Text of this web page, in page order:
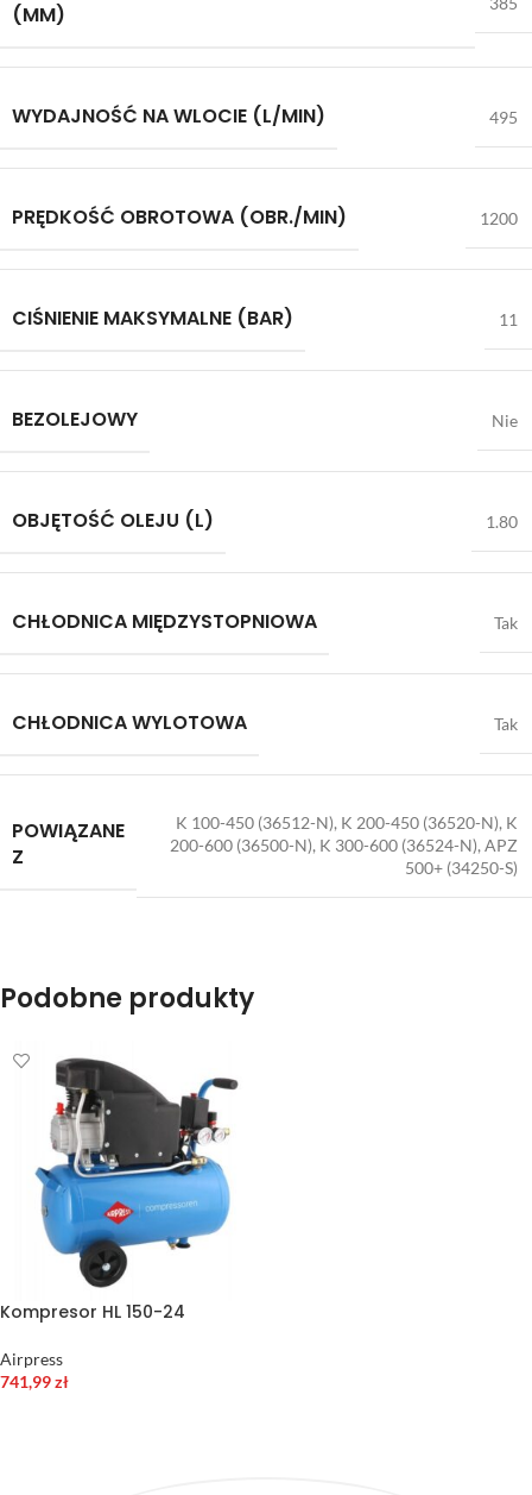
(MM)
WYDAJNOŚĆ NA WLOCIE (L/MIN) 495
PRĘDKOŚĆ OBROTOWA (OBR./MIN) 1200
CIŚNIENIE MAKSYMALNE (BAR) 11
BEZOLEJOWY Nie
OBJĘTOŚĆ OLEJU (L) 1.80
CHŁODNICA MIĘDZYSTOPNIOWA Tak
CHŁODNICA WYLOTOWA Tak
POWIĄZANE
Z
K 100-450 (36512-N), K 200-450 (36520-N), K
200-600 (36500-N), K 300-600 (36524-N), APZ
500+ (34250-S)
Podobne produkty
Kompresor HL 150-24
Airpress
741,99zł